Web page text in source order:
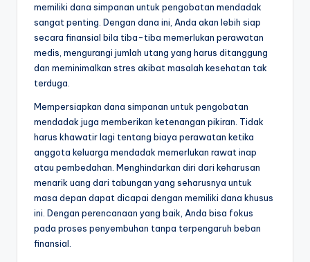
memiliki dana simpanan untuk pengobatan mendadak
sangat penting. Dengan dana ini, Anda akan lebih siap
secara finansial bila tiba-tiba memerlukan perawatan
medis, mengurangi jumlah utang yang harus ditanggung
dan meminimalkan stres akibat masalah kesehatan tak
terduga.
Mempersiapkan dana simpanan untuk pengobatan
mendadak juga memberikan ketenangan pikiran. Tidak
harus khawatir lagi tentang biaya perawatan ketika
anggota keluarga mendadak memerlukan rawat inap
atau pembedahan. Menghindarkan diri dari keharusan
menarik uang dari tabungan yang seharusnya untuk
masa depan dapat dicapai dengan memiliki dana khusus
ini. Dengan perencanaan yang baik, Anda bisa fokus
pada proses penyembuhan tanpa terpengaruh beban
finansial.